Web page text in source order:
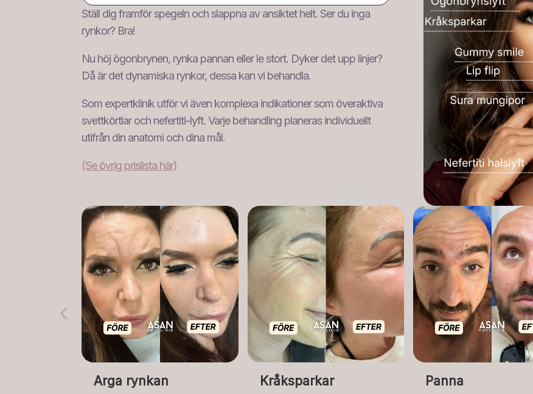
Ställ dig framför spegeln och slappna av ansiktet helt. Ser du inga
rynkor? Bra!
Nu höj ögonbrynen, rynka pannan eller le stort. Dyker det upp linjer?
Då är det dynamiska rynkor, dessa kan vi behandla.
Som expertklinik utför vi även komplexa indikationer som överaktiva
svettkörtlar och nefertiti-lyft. Varje behandling planeras individuellt
utifrån din anatomi och dina mål.
(Se övrig prislista här)
Arga rynkan Kråksparkar Panna